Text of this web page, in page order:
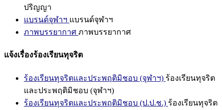
ปริญญา
แบรนด์จุฬาฯ แบรนด์จุฬาฯ
ภาพบรรยากาศ ภาพบรรยากาศ
แจ้งเรื่องร้องเรียนทุจริต
ร้องเรียนทุจริตและประพฤติมิชอบ (จุฬาฯ) ร้องเรียนทุจริต
และประพฤติมิชอบ (จุฬาฯ)
ร้องเรียนทุจริตและประพฤติมิชอบ (ป.ป.ช.) ร้องเรียนทุจริต